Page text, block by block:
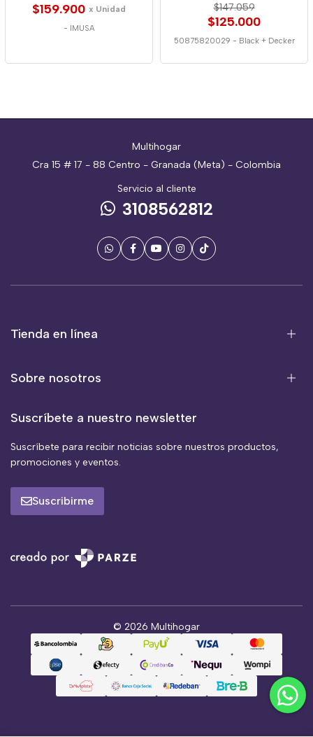
$159.900 x Unidad
- IMUSA
$147.059
$125.000
50875820029 - Black + Decker
Multihogar
Cra 15 # 17 - 88 Centro - Granada (Meta) - Colombia
Servicio al cliente
3108562812
Tienda en línea
Sobre nosotros
Suscríbete a nuestro newsletter
Suscríbete para recibir noticias sobre nuestros productos,
promociones y eventos.
Suscribirme
© 2026 Multihogar